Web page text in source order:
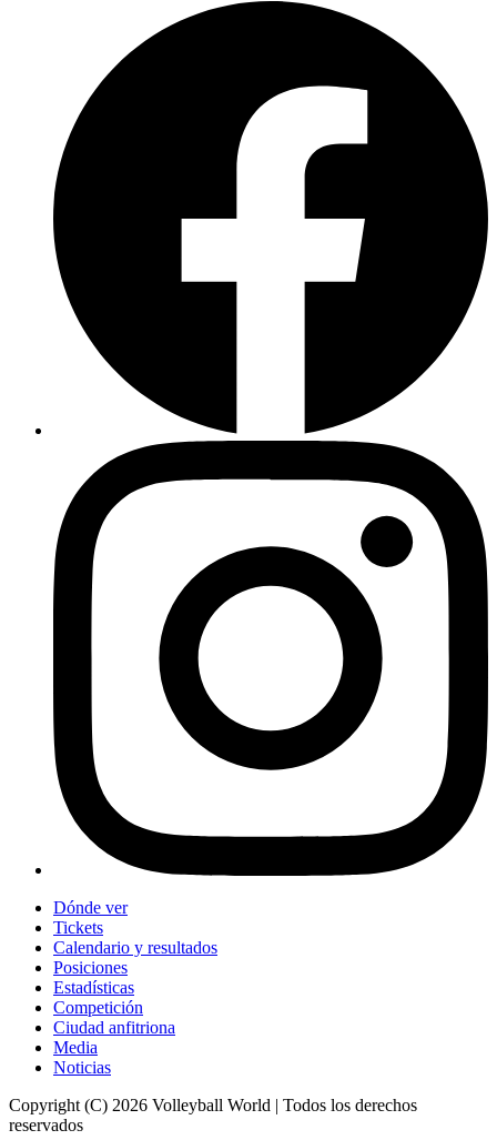
Dónde ver
Tickets
Calendario y resultados
Posiciones
Estadísticas
Competición
Ciudad anfitriona
Media
Noticias
Copyright (C) 2026 Volleyball World | Todos los derechos
reservados